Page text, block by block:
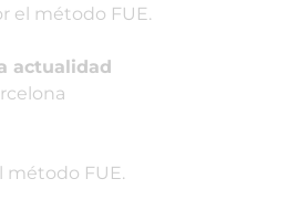
el método FUE.
actualidad
método FUE.